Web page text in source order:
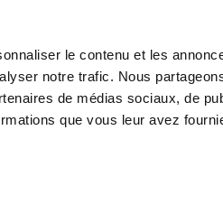
le contenu et les
notre trafic. Nous
de médias sociaux, de
que vous leur avez